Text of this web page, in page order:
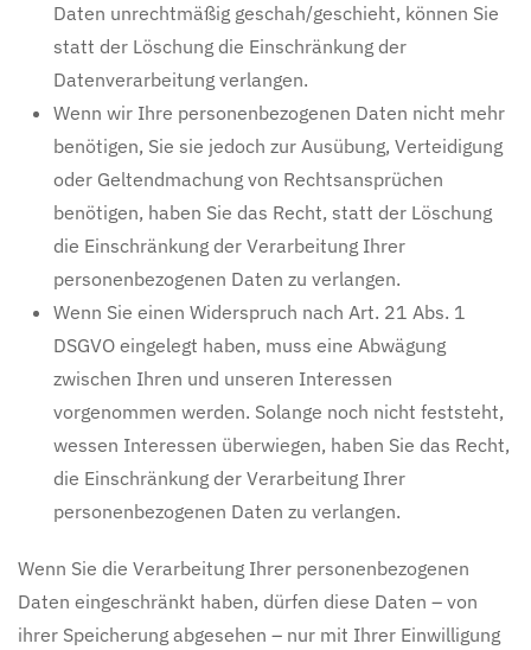
Daten unrechtmäßig geschah/geschieht, können Sie
statt der Löschung die Einschränkung der
Datenverarbeitung verlangen.
Wenn wir Ihre personenbezogenen Daten nicht mehr
benötigen, Sie sie jedoch zur Ausübung, Verteidigung
oder Geltendmachung von Rechtsansprüchen
benötigen, haben Sie das Recht, statt der Löschung
die Einschränkung der Verarbeitung Ihrer
personenbezogenen Daten zu verlangen.
Wenn Sie einen Widerspruch nach Art. 21 Abs. 1
DSGVO eingelegt haben, muss eine Abwägung
zwischen Ihren und unseren Interessen
vorgenommen werden. Solange noch nicht feststeht,
wessen Interessen überwiegen, haben Sie das Recht,
die Einschränkung der Verarbeitung Ihrer
personenbezogenen Daten zu verlangen.
Wenn Sie die Verarbeitung Ihrer personenbezogenen
Daten eingeschränkt haben, dürfen diese Daten – von
ihrer Speicherung abgesehen – nur mit Ihrer Einwilligung